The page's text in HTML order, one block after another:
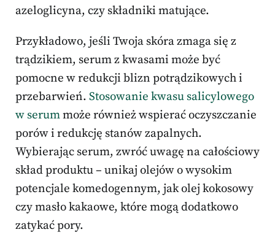
azeloglicyna, czy składniki matujące.
Przykładowo, jeśli Twoja skóra zmaga się z
trądzikiem, serum z kwasami może być
pomocne w redukcji blizn potrądzikowych i
przebarwień. Stosowanie kwasu salicylowego
w serummoże również wspierać oczyszczanie
porów i redukcję stanów zapalnych.
Wybierając serum, zwróć uwagę na całościowy
skład produktu – unikaj olejów o wysokim
potencjale komedogennym, jak olej kokosowy
czy masło kakaowe, które mogą dodatkowo
zatykać pory.